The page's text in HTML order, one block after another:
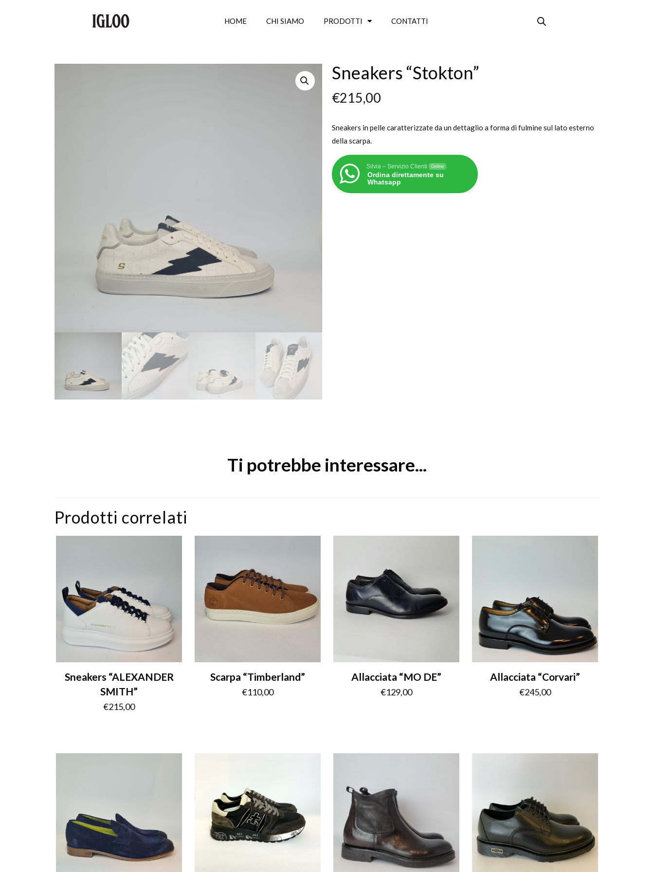
HOME CHI SIAMO PRODOTTI CONTATTI
Sneakers “Stokton”
€215,00
Sneakers in pelle caratterizzate da un dettaglio a forma di fulmine sul lato esterno
della scarpa.
Silvia – Servizio Clienti Online
Ordina direttamente su
Whatsapp
Ti potrebbe interessare...
Prodotti correlati
Sneakers “ALEXANDER
SMITH”
€215,00
Scarpa “Timberland”
€110,00
Allacciata “MO DE”
€129,00
Allacciata “Corvari”
€245,00